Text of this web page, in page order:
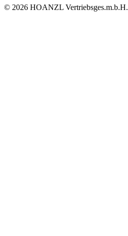
© 2026 HOANZL Vertriebsges.m.b.H.